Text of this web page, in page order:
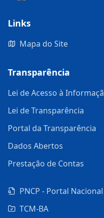
Links
Mapa do Site
Transparência
Lei de Acesso à
Lei de Transparência
Portal da Transparência
Dados Abertos
Prestação de Contas
PNCP - Portal
TCM-BA